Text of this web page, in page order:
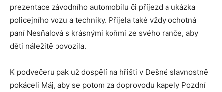
prezentace závodního automobilu či příjezd a ukázka
policejního vozu a techniky. Přijela také vždy ochotná
paní Nesňalová s krásnými koňmi ze svého ranče, aby
děti náležitě povozila.
K podvečeru pak už dospělí na hřišti v Dešné slavnostně
pokáceli Máj, aby se potom za doprovodu kapely Pozdní